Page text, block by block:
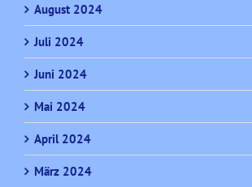
August 2024
Juli 2024
Juni 2024
Mai 2024
April 2024
März 2024